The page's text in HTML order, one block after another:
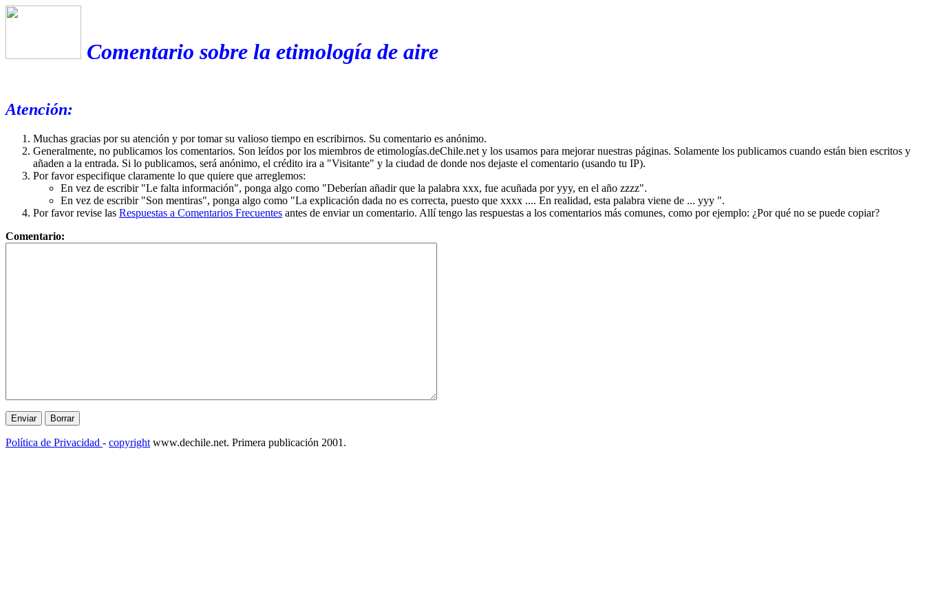
Comentario sobre la etimología de aire
Atención:
Muchas gracias por su atención y por tomar su valioso tiempo en escribirnos. Su comentario es anónimo.
Generalmente, no publicamos los comentarios. Son leídos por los miembros de etimologías.deChile.net y los usamos para mejorar nuestras páginas. Solamente los publicamos cuando están bien escritos y
añaden a la entrada. Si lo publicamos, será anónimo, el crédito ira a "Visitante" y la ciudad de donde nos dejaste el comentario (usando tu IP).
Por favor especifique claramente lo que quiere que arreglemos:
En vez de escribir "Le falta información", ponga algo como "Deberían añadir que la palabra xxx, fue acuñada por yyy, en el año zzzz".
En vez de escribir "Son mentiras", ponga algo como "La explicación dada no es correcta, puesto que xxxx .... En realidad, esta palabra viene de ... yyy ".
Por favor revise las Respuestas a Comentarios Frecuentes antes de enviar un comentario. Allí tengo las respuestas a los comentarios más comunes, como por ejemplo: ¿Por qué no se puede copiar?
Comentario:
Política de Privacidad - copyright www.dechile.net. Primera publicación 2001.